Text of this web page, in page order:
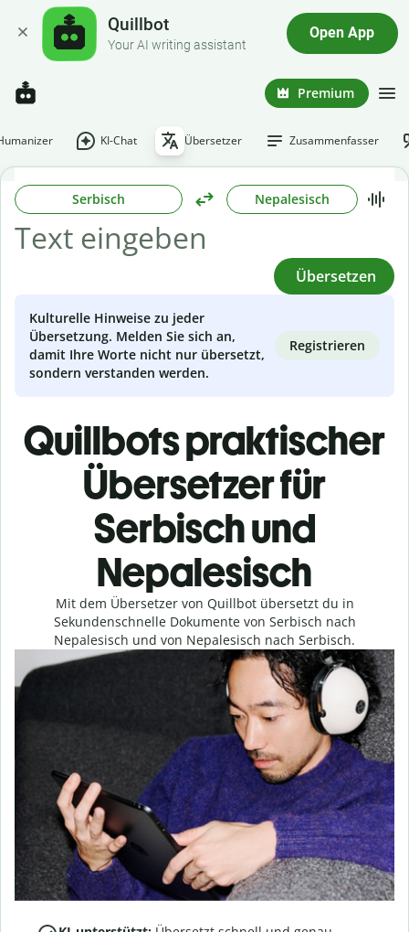
Quillbot
Your AI writing assistant
Open App
Premium
KI-Chat Übersetzer Zusammenfasser
Serbisch Nepalesisch
Übersetzen
Kulturelle Hinweise zu jeder
Übersetzung. Melden Sie sich an,
damit Ihre Worte nicht nur übersetzt,
sondern verstanden werden.
Registrieren
Quillbots praktischer
Übersetzer für
Serbisch und
Nepalesisch
Mit dem Übersetzer von Quillbot übersetzt du in
Sekundenschnelle Dokumente von Serbisch nach
Nepalesisch und von Nepalesisch nach Serbisch.